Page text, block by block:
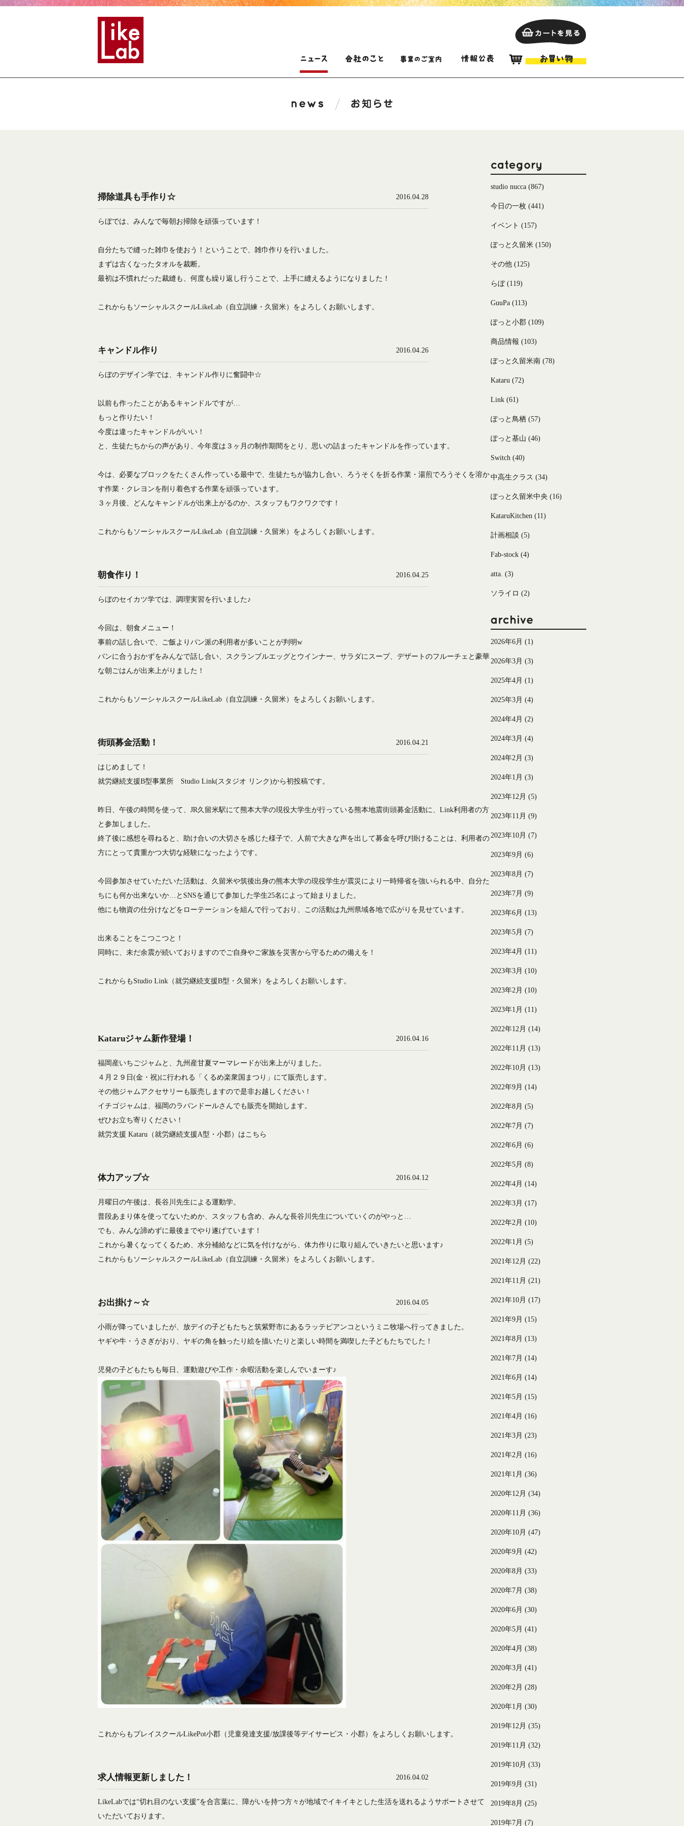
studio nucca (867)
今日の一枚 (441)
イベント (157)
ぽっと久留米 (150)
その他 (125)
らぼ(119)
GuuPa (113)
ぽっと小郡 (109)
商品情報 (103)
ぽっと久留米南 (78)
Kataru (72)
Link (61)
ぽっと鳥栖 (57)
ぽっと基山 (46)
Switch (40)
中高生クラス (34)
ぽっと久留米中央 (16)
KataruKitchen (11)
計画相談 (5)
Fab-stock (4)
atta. (3)
ソライロ (2)
2026年6月 (1)
2026年3月 (3)
2025年4月 (1)
2025年3月 (4)
2024年4月 (2)
2024年3月 (4)
2024年2月 (3)
2024年1月 (3)
2023年12月 (5)
2023年11月 (9)
2023年10月 (7)
2023年9月 (6)
2023年8月 (7)
2023年7月 (9)
2023年6月 (13)
2023年5月 (7)
2023年4月 (11)
2023年3月 (10)
2023年2月 (10)
2023年1月 (11)
2022年12月 (14)
2022年11月 (13)
2022年10月 (13)
2022年9月 (14)
2022年8月 (5)
2022年7月 (7)
2022年6月 (6)
2022年5月 (8)
2022年4月 (14)
2022年3月 (17)
2022年2月 (10)
2022年1月 (5)
2021年12月 (22)
2021年11月 (21)
2021年10月 (17)
2021年9月 (15)
2021年8月 (13)
2021年7月 (14)
2021年6月 (14)
2021年5月 (15)
2021年4月 (16)
2021年3月 (23)
2021年2月 (16)
2021年1月 (36)
2020年12月 (34)
2020年11月 (36)
2020年10月 (47)
2020年9月 (42)
2020年8月 (33)
2020年7月 (38)
2020年6月 (30)
2020年5月 (41)
2020年4月 (38)
2020年3月 (41)
2020年2月 (28)
2020年1月 (30)
2019年12月 (35)
2019年11月 (32)
2019年10月 (33)
2019年9月 (31)
2019年8月 (25)
2019年7月 (7)
掃除道具も手作り☆ 2016.04.28
らぼでは、みんなで毎朝お掃除を頑張っています！
自分たちで縫った雑巾を使おう！ということで、雑巾作りを行いました。
まずは古くなったタオルを裁断。
最初は不慣れだった裁縫も、何度も繰り返し行うことで、上手に縫えるようになりました！
これからもソーシャルスクールLikeLab（自立訓練・久留米）をよろしくお願いします。
キャンドル作り 2016.04.26
らぼのデザイン学では、キャンドル作りに奮闘中☆
以前も作ったことがあるキャンドルですが…
もっと作りたい！
今度は違ったキャンドルがいい！
と、生徒たちからの声があり、今年度は３ヶ月の制作期間をとり、思いの詰まったキャンドルを作っています。
今は、必要なブロックをたくさん作っている最中で、生徒たちが協力し合い、ろうそくを折る作業・湯煎でろうそくを溶か
す作業・クレヨンを削り着色する作業を頑張っています。
３ヶ月後、どんなキャンドルが出来上がるのか、スタッフもワクワクです！
これからもソーシャルスクールLikeLab（自立訓練・久留米）をよろしくお願いします。
朝食作り！ 2016.04.25
らぼのセイカツ学では、調理実習を行いました♪
今回は、朝食メニュー！
事前の話し合いで、ご飯よりパン派の利用者が多いことが判明w
パンに合うおかずをみんなで話し合い、スクランブルエッグとウインナー、サラダにスープ、デザートのフルーチェと豪華
な朝ごはんが出来上がりました！
これからもソーシャルスクールLikeLab（自立訓練・久留米）をよろしくお願いします。
街頭募金活動！ 2016.04.21
はじめまして！
就労継続支援B型事業所 Studio Link(スタジオ リンク)から初投稿です。
昨日、午後の時間を使って、JR久留米駅にて熊本大学の現役大学生が行っている熊本地震街頭募金活動に、Link利用者の方
と参加しました。
終了後に感想を尋ねると、助け合いの大切さを感じた様子で、人前で大きな声を出して募金を呼び掛けることは、利用者の
方にとって貴重かつ大切な経験になったようです。
今回参加させていただいた活動は、久留米や筑後出身の熊本大学の現役学生が震災により一時帰省を強いられる中、自分た
ちにも何か出来ないか…とSNSを通じて参加した学生25名によって始まりました。
他にも物資の仕分けなどをローテーションを組んで行っており、この活動は九州県域各地で広がりを見せています。
出来ることをこつこつと！
同時に、未だ余震が続いておりますのでご自身やご家族を災害から守るための備えを！
これからもStudio Link（就労継続支援B型・久留米）をよろしくお願いします。
Kataruジャム新作登場！ 2016.04.16
福岡産いちごジャムと、九州産甘夏マーマレードが出来上がりました。
４月２９日(金・祝)に行われる「くるめ楽衆国まつり」にて販売します。
その他ジャムアクセサリーも販売しますので是非お越しください！
イチゴジャムは、福岡のラパンドールさんでも販売を開始します。
ぜひお立ち寄りください！
就労支援 Kataru（就労継続支援A型・小郡）はこちら
体力アップ☆ 2016.04.12
月曜日の午後は、長谷川先生による運動学。
普段あまり体を使ってないためか、スタッフも含め、みんな長谷川先生についていくのがやっと…
でも、みんな諦めずに最後までやり遂げています！
これから暑くなってくるため、水分補給などに気を付けながら、体力作りに取り組んでいきたいと思います♪
これからもソーシャルスクールLikeLab（自立訓練・久留米）をよろしくお願いします。
お出掛け～☆ 2016.04.05
小雨が降っていましたが、放デイの子どもたちと筑紫野市にあるラッテビアンコというミニ牧場へ行ってきました。
ヤギや牛・うさぎがおり、ヤギの角を触ったり絵を描いたりと楽しい時間を満喫した子どもたちでした！
児発の子どもたちも毎日、運動遊びや工作・余暇活動を楽しんでいまーす♪
これからもプレイスクールLikePot小郡（児童発達支援/放課後等デイサービス・小郡）をよろしくお願いします。
求人情報更新しました！ 2016.04.02
LikeLabでは“切れ目のない支援”を合言葉に、障がいを持つ方々が地域でイキイキとした生活を送れるようサポートさせて
いただいております。